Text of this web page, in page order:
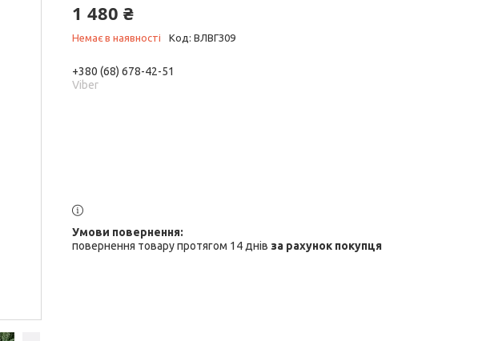
1 480 ₴
Немає в наявності Код: ВЛВГЗ09
+380 (68) 678-42-51
Viber
повернення товару протягом 14 днів за рахунок покупця